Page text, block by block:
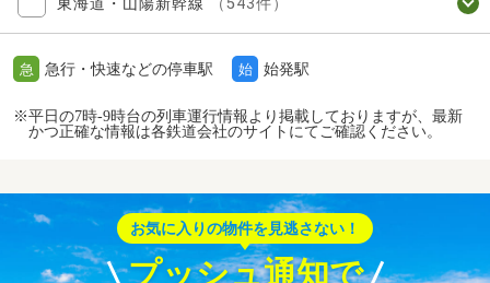
急 急行・快速などの停車駅 始 始発駅
※平日の7時-9時台の列車運行情報より掲載しておりますが、最新
かつ正確な情報は各鉄道会社のサイトにてご確認ください。
お気に入りの物件を見逃さない！
プッシュ通知で